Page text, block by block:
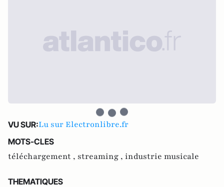
VU SUR:Lu sur Electronlibre.fr
MOTS-CLES
téléchargement , streaming , industrie musicale
THEMATIQUES